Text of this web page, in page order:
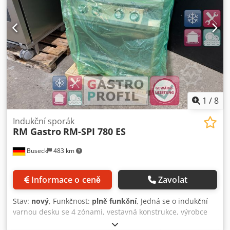
1 /8
Buseck 483 km
Indukční sporák
RM Gastro RM-SPI 780 ES
Informace o ceně Zavolat
Stav: nový, Funkčnost: plně funkční, Jedná se o indukční
varnou desku se 4 zónami, vestavná konstrukce, výrobce
RM, typ RM-SPI 780 ES, nové zboží. Tato indukční varná